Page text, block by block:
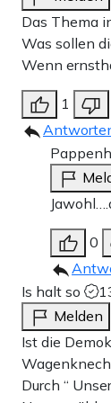
Das Thema
Was sollen
Wenn
1
0
Is halt so
Melden
Ist die
Durch “